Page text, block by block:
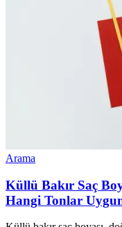
Arama
Küllü Bakır Saç
Hangi Tonlar